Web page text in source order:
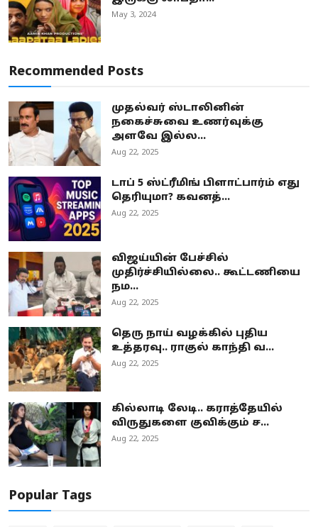
May 3, 2024
Recommended Posts
முதல்வர் ஸ்டாலினின்
நகைச்சுவை உணர்வுக்கு
அளவே இல்ல...
Aug 22, 2025
டாப் 5 ஸ்ட்ரீமிங் பிளாட்பார்ம் எது
தெரியுமா? கவனத்...
Aug 22, 2025
விஜய்யின் பேச்சில்
முதிர்ச்சியில்லை.. கூட்டணியை
நம...
Aug 22, 2025
தெரு நாய் வழக்கில் புதிய
உத்தரவு.. ராகுல் காந்தி வ...
Aug 22, 2025
கில்லாடி லேடி.. கராத்தேயில்
விருதுகளை குவிக்கும் ச...
Aug 22, 2025
Popular Tags